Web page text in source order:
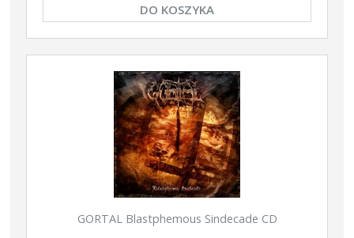
DO KOSZYKA
GORTAL Blastphemous Sindecade CD